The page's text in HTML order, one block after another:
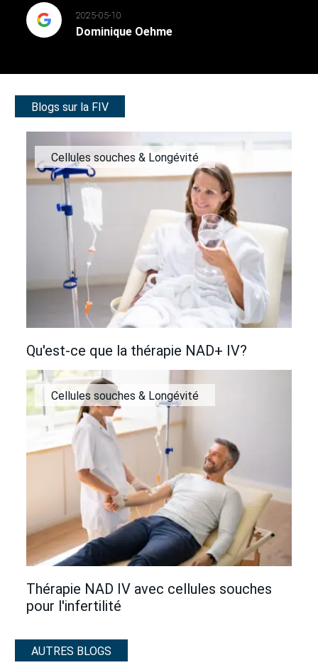
2025-05-10
Dominique Oehme
Blogs sur la FIV
Qu'est-ce que la thérapie NAD+ IV?
Cellules souches & Longévité
Thérapie NAD IV avec cellules souches
pour l'infertilité
Cellules souches & Longévité
AUTRES BLOGS